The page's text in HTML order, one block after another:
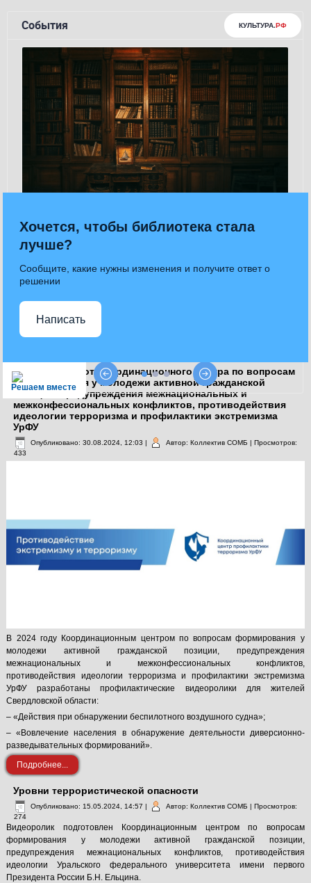
Решаем вместе
Хочется, чтобы библиотека стала
лучше?
Сообщите, какие нужны изменения и получите ответ о
решении
Написать
Видеоролики от Координационного центра по вопросам
формирования у молодежи активной гражданской
позиции, предупреждения межнациональных и
межконфессиональных конфликтов, противодействия
идеологии терроризма и профилактики экстремизма
УрФУ
Опубликовано: 30.08.2024, 12:03 | Автор: Коллектив СОМБ | Просмотров:
433
В 2024 году Координационным центром по вопросам формирования у
молодежи активной гражданской позиции, предупреждения
межнациональных и межконфессиональных конфликтов,
противодействия идеологии терроризма и профилактики экстремизма
УрФУ разработаны профилактические видеоролики для жителей
Свердловской области:
– «Действия при обнаружении беспилотного воздушного судна»;
– «Вовлечение населения в обнаружение деятельности диверсионно-
разведывательных формирований».
Подробнее...
Уровни террористической опасности
Опубликовано: 15.05.2024, 14:57 | Автор: Коллектив СОМБ | Просмотров:
274
Видеоролик подготовлен Координационным центром по вопросам
формирования у молодежи активной гражданской позиции,
предупреждения межнациональных конфликтов, противодействия
идеологии Уральского федерального университета имени первого
Президента России Б.Н. Ельцина.